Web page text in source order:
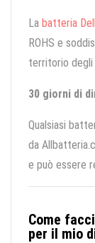
La batteria
ROHS e
territorio degli
30 giorni di
Qualsiasi
da
e può essere
Come
per il mio